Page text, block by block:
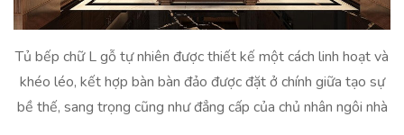
Tủ bếp chữ L gỗ tự nhiên được thiết kế một cách linh hoạt và
khéo léo, kết hợp bàn bàn đảo được đặt ở chính giữa tạo sự
bề thế, sang trọng cũng như đẳng cấp của chủ nhân ngôi nhà